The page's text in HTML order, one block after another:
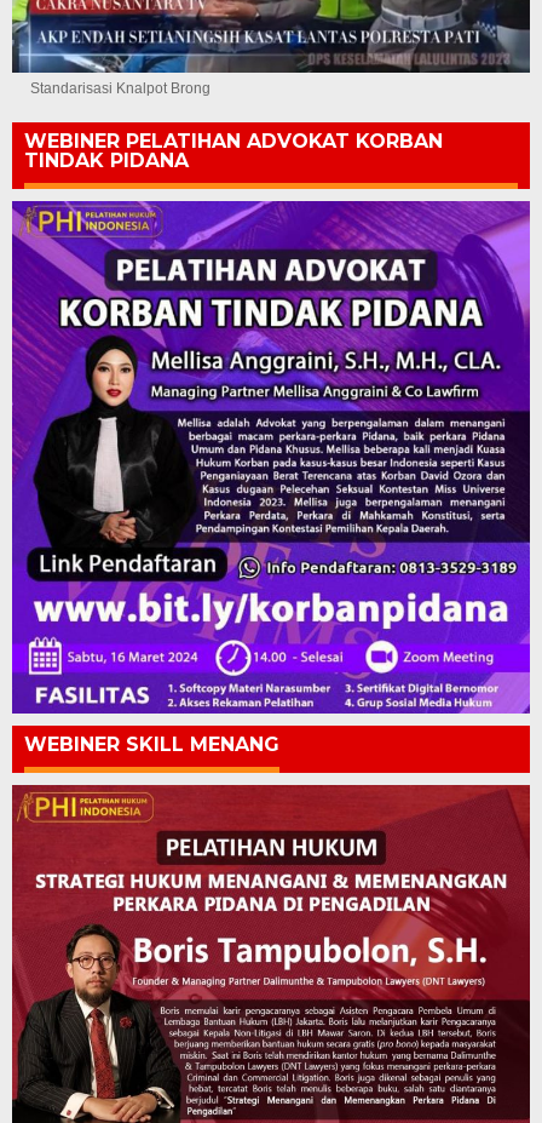
Standarisasi Knalpot Brong
WEBINER PELATIHAN ADVOKAT KORBAN
TINDAK PIDANA
WEBINER SKILL MENANG